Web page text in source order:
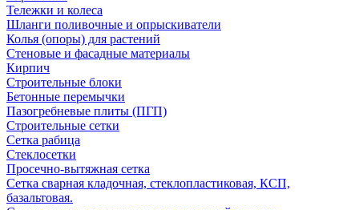
Тележки и колеса
Шланги поливочные и опрыскиватели
Колья (опоры) для растений
Стеновые и фасадные материалы
Кирпич
Строительные блоки
Бетонные перемычки
Пазогребневые плиты (ПГП)
Строительные сетки
Сетка рабица
Стеклосетки
Просечно-вытяжная сетка
Сетка сварная кладочная, стеклопластиковая, КСП,
базальтовая.